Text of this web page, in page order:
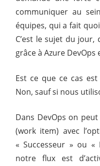
communiquer au
équipes, qui a fait
C’est le sujet du
grâce à Azure
Est ce que ce cas
Non, sauf si nous
Dans DevOps on
(work item) avec
« Successeur » ou «
notre flux est